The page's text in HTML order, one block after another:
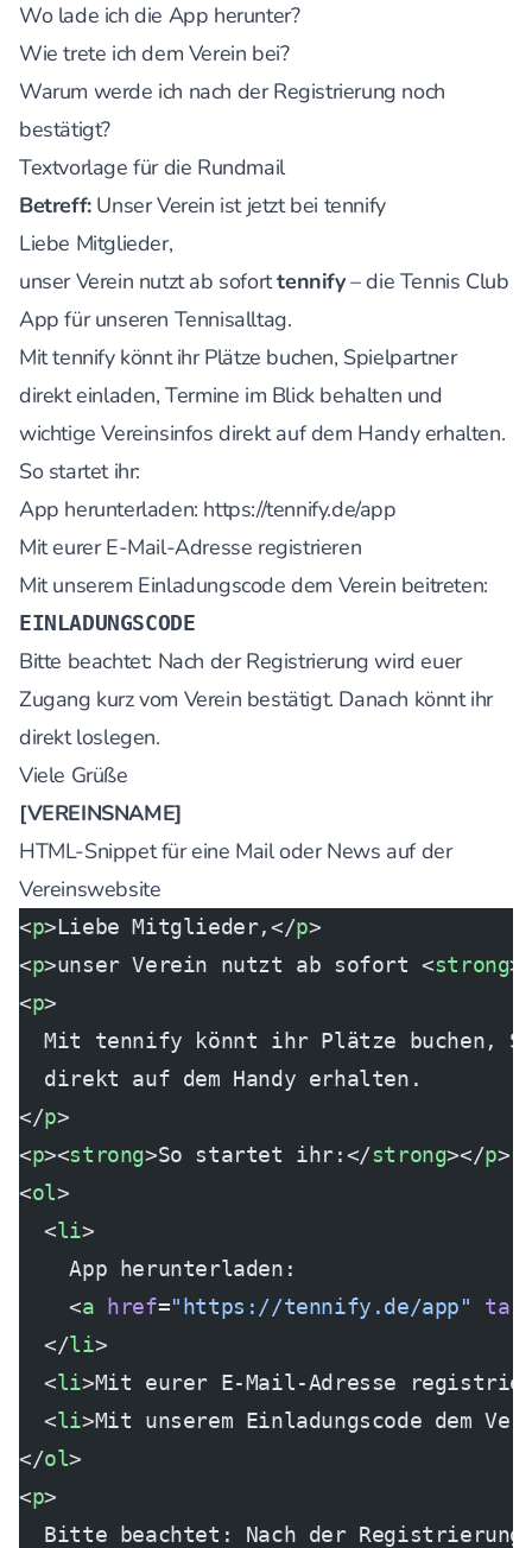
Wo lade ich die App herunter?
Wie trete ich dem Verein bei?
Warum werde ich nach der Registrierung noch
bestätigt?
Textvorlage für die Rundmail
Betreff:Unser Verein ist jetzt bei tennify
Liebe Mitglieder,
unser Verein nutzt ab soforttennify– die Tennis Club
App für unseren Tennisalltag.
Mit tennify könnt ihr Plätze buchen, Spielpartner
direkt einladen, Termine im Blick behalten und
wichtige Vereinsinfos direkt auf dem Handy erhalten.
So startet ihr:
App herunterladen: https://tennify.de/app
Mit eurer E-Mail-Adresse registrieren
Mit unserem Einladungscode dem Verein beitreten:
EINLADUNGSCODE
Bitte beachtet: Nach der Registrierung wird euer
Zugang kurz vom Verein bestätigt. Danach könnt ihr
direkt loslegen.
Viele Grüße
[VEREINSNAME]
HTML-Snippet für eine Mail oder News auf der
Vereinswebsite
<p>Liebe Mitglieder,</p>
<p>unser Verein nutzt ab sofort <strong
<p>
Mit tennify könnt ihr Plätze buchen,
  direkt auf dem Handy erhalten.
</p>
<p><strong>So startet ihr:</strong></p>
<ol>
  <
li>
    App herunterladen:
    <
a href="https://tennify.de/app"
  </
li>
  <
li>Mit eurer E-Mail-Adresse
  <
li>Mit unserem Einladungscode dem
</ol>
<p>
Bitte beachtet: Nach der